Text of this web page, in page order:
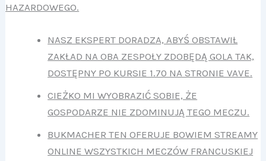
HAZARDOWEGO.
NASZ EKSPERT DORADZA, ABYŚ OBSTAWIŁ
ZAKŁAD NA OBA ZESPOŁY ZDOBĘDĄ GOLA TAK,
DOSTĘPNY PO KURSIE 1.70 NA STRONIE VAVE.
CIEŻKO MI WYOBRAZIĆ SOBIE, ŻE
GOSPODARZE NIE ZDOMINUJĄ TEGO MECZU.
BUKMACHER TEN OFERUJE BOWIEM STREAMY
ONLINE WSZYSTKICH MECZÓW FRANCUSKIEJ